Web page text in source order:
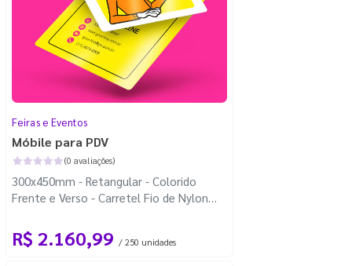
Feiras e Eventos
Móbile para PDV
(0 avaliações)
300x450mm - Retangular - Colorido
Frente e Verso - Carretel Fio de Nylon
R$ 2.160,99 / 250 unidades